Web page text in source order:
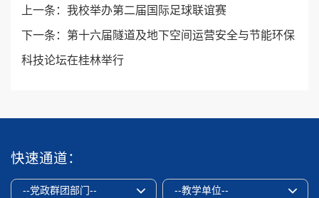
上一条： 我校举办第二届国际足球联谊赛
下一条： 第十六届隧道及地下空间运营安全与节能环保
科技论坛在桂林举行
快速通道：
--党政群团部门-- --教学单位--